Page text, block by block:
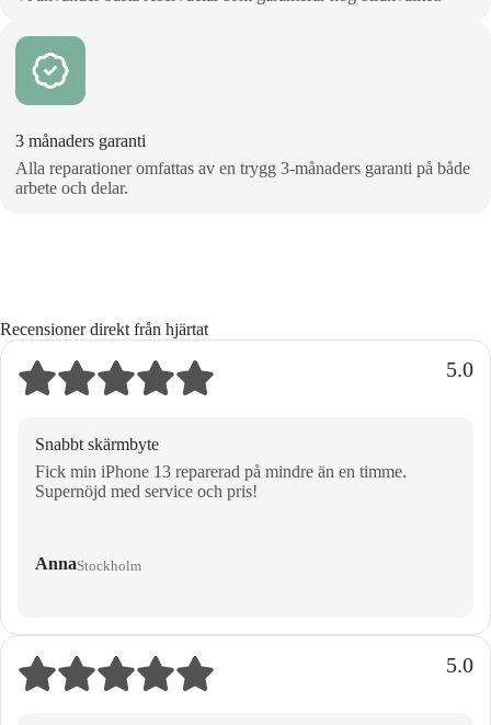
3 månaders garanti
Alla reparationer omfattas av en trygg 3‑månaders garanti på både
arbete och delar.
Recensioner direkt från hjärtat
5.0
Snabbt skärmbyte
Fick min iPhone 13 reparerad på mindre än en timme.
Supernöjd med service och pris!
AnnaStockholm
5.0